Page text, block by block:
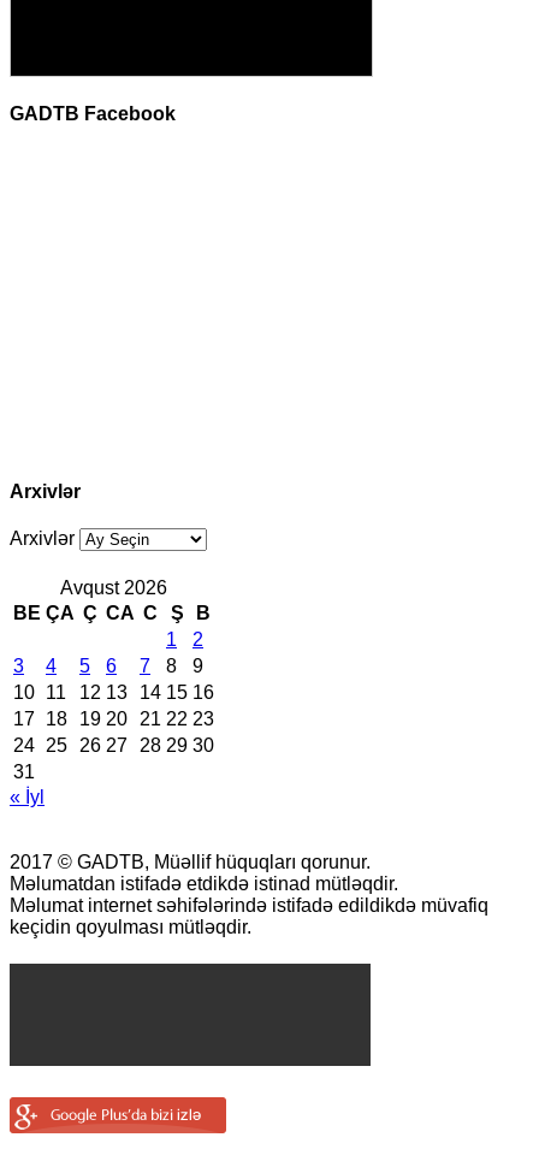
GADTB Facebook
Arxivlər
Arxivlər
Avqust 2026
BE ÇA Ç CA C Ş
B
1
2
3
4 5 6 7 8
9
10 11 12 13 14 15 16
17 18 19 20 21 22 23
24 25 26 27 28 29 30
31
« İyl
2017 © GADTB, Müəllif hüquqları qorunur.
Məlumatdan istifadə etdikdə istinad mütləqdir.
Məlumat internet səhifələrində istifadə edildikdə müvafiq
keçidin qoyulması mütləqdir.